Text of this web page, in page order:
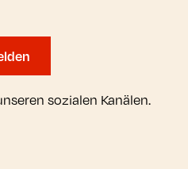
sozialen Kanälen.